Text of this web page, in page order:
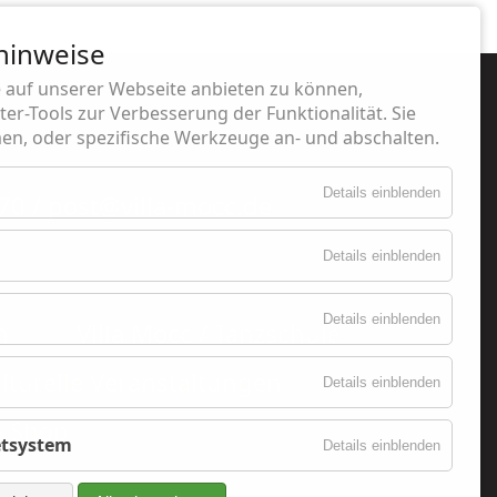
/ post@villa-mocc.de
Tanzschule
Shop
unserer Webseite anbieten zu können,
Tools zur Verbesserung der Funktionalität. Sie
oder spezifische Werkzeuge an- und abschalten.
Details einblenden
Details einblenden
Details einblenden
Details einblenden
Details einblenden